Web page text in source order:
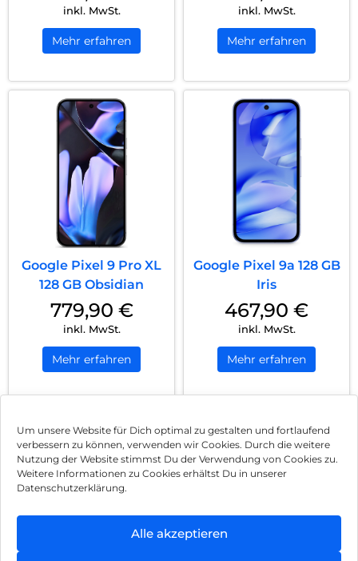
Um unsere Website für Dich optimal zu gestalten und fortlaufend
verbessern zu können, verwenden wir Cookies. Durch die weitere
Nutzung der Website stimmst Du der Verwendung von Cookies zu.
Weitere Informationen zu Cookies erhältst Du in unserer
Datenschutzerklärung.
Alle akzeptieren
inkl. MwSt.
Mehr erfahren
inkl. MwSt.
Mehr erfahren
Google Pixel 9 Pro XL
128 GB Obsidian
779,90 €
inkl. MwSt.
Mehr erfahren
Google Pixel 9a 128 GB
Iris
467,90 €
inkl. MwSt.
Mehr erfahren
1 2 Nächste
Impressum